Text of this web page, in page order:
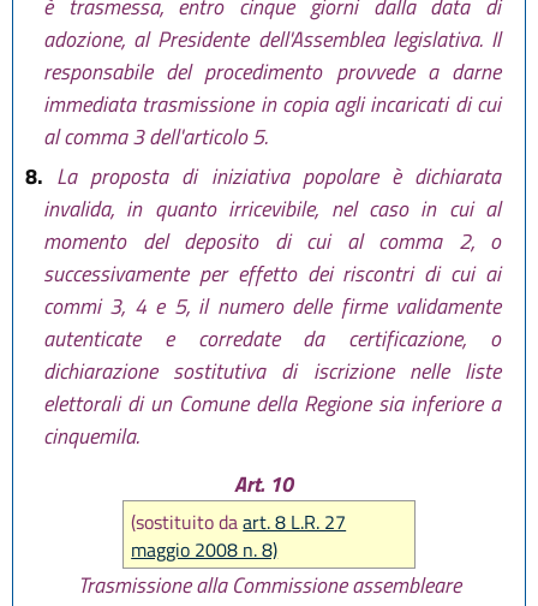
è trasmessa, entro cinque giorni dalla data di
adozione, al Presidente dell'Assemblea legislativa. Il
responsabile del procedimento provvede a darne
immediata trasmissione in copia agli incaricati di cui
al comma 3 dell'articolo 5.
8. La proposta di iniziativa popolare è dichiarata
invalida, in quanto irricevibile, nel caso in cui al
momento del deposito di cui al comma 2, o
successivamente per effetto dei riscontri di cui ai
commi 3, 4 e 5, il numero delle firme validamente
autenticate e corredate da certificazione, o
dichiarazione sostitutiva di iscrizione nelle liste
elettorali di un Comune della Regione sia inferiore a
cinquemila.
Art. 10
(sostituito daart. 8 L.R. 27
maggio 2008 n. 8)
Trasmissione alla Commissione assembleare